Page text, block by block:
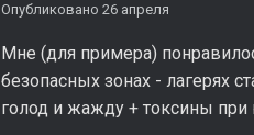
Опубликовано 26 апреля
Мне (для примера)
безопасных зонах - лагерях
голод и жажду + токсины